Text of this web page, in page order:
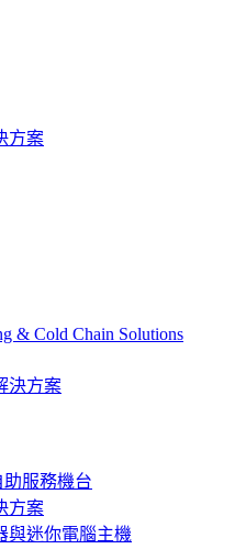
方案
& Cold Chain Solutions
決方案
服務機台
方案
與迷你電腦主機